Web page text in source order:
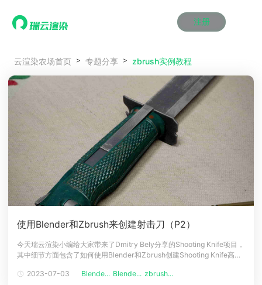
注册
产品服务
效果图渲染
云渲染管理系统
瑞兔百宝箱
AI视频插帧
效果图渲染
云渲染管理系统
瑞兔百宝箱
AI视频插帧
效果图渲染
云渲染管理系统
瑞兔百宝箱
AI视频插帧
效果图渲染
云渲染管理系统
瑞兔百宝箱
AI视频插帧
效果图渲染
云渲染管理系统
瑞兔百宝箱
AI视频插帧
效果图渲染
云渲染管理系统
瑞兔百宝箱
AI视频插帧
Maya云渲染方案
3ds Max云渲染方案
Cinema 4D云渲染方案
Blender 云渲染方案
Maya AI渲染方案
Maya云渲染方案
3ds Max云渲染方案
Cinema 4D云渲染方案
Blender 云渲染方案
Maya AI渲染方案
Maya云渲染方案
3ds Max云渲染方案
Cinema 4D云渲染方案
Blender 云渲染方案
Maya AI渲染方案
Maya云渲染方案
3ds Max云渲染方案
Cinema 4D云渲染方案
Blender 云渲染方案
Maya AI渲染方案
Maya云渲染方案
3ds Max云渲染方案
Cinema 4D云渲染方案
Blender 云渲染方案
Maya AI渲染方案
Maya云渲染方案
3ds Max云渲染方案
Cinema 4D云渲染方案
Blender 云渲染方案
Maya AI渲染方案
价格
动画价格
效果图价格
云制作价格
动画价格
效果图价格
云制作价格
动画价格
效果图价格
云制作价格
动画价格
效果图价格
云制作价格
动画价格
效果图价格
云制作价格
动画价格
效果图价格
云制作价格
案例
资讯&赛事
新闻资讯
渲染百科
渲染大赛
泛CG交流会
新闻资讯
渲染百科
渲染大赛
泛CG交流会
新闻资讯
渲染百科
渲染大赛
泛CG交流会
新闻资讯
渲染百科
渲染大赛
泛CG交流会
新闻资讯
渲染百科
渲染大赛
泛CG交流会
新闻资讯
渲染百科
渲染大赛
泛CG交流会
特惠专区
教育优惠
教育优惠
教育优惠
教育优惠
教育优惠
教育优惠
关于我们
下载
云渲染农场首页 专题分享 zbrush实例教程
使用Blender和Zbrush来创建射击刀（P2）
今天瑞云渲染小编给大家带来了Dmitry Bely分享的Shooting Knife项目，
其中细节方面包含了如何使用Blender和Zbrush创建Shooting Knife高聚
来分享Shooting Knife项目的背后流程。材料和纹理例如，矢量蒙版很有
2023-07-03 Blende... Blende... zbrush...